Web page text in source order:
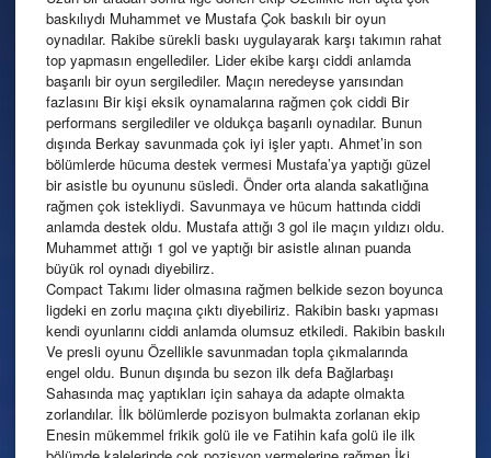
baskılıydı Muhammet ve Mustafa Çok baskılı bir oyun
oynadılar. Rakibe sürekli baskı uygulayarak karşı takımın rahat
top yapmasın engellediler. Lider ekibe karşı ciddi anlamda
başarılı bir oyun sergilediler. Maçın neredeyse yarısından
fazlasını Bir kişi eksik oynamalarına rağmen çok ciddi Bir
performans sergilediler ve oldukça başarılı oynadılar. Bunun
dışında Berkay savunmada çok iyi işler yaptı. Ahmet’in son
bölümlerde hücuma destek vermesi Mustafa’ya yaptığı güzel
bir asistle bu oyununu süsledi. Önder orta alanda sakatlığına
rağmen çok istekliydi. Savunmaya ve hücum hattında ciddi
anlamda destek oldu. Mustafa attığı 3 gol ile maçın yıldızı oldu.
Muhammet attığı 1 gol ve yaptığı bir asistle alınan puanda
büyük rol oynadı diyebilirz.
Compact Takımı lider olmasına rağmen belkide sezon boyunca
ligdeki en zorlu maçına çıktı diyebiliriz. Rakibin baskı yapması
kendi oyunlarını ciddi anlamda olumsuz etkiledi. Rakibin baskılı
Ve presli oyunu Özellikle savunmadan topla çıkmalarında
engel oldu. Bunun dışında bu sezon ilk defa Bağlarbaşı
Sahasında maç yaptıkları için sahaya da adapte olmakta
zorlandılar. İlk bölümlerde pozisyon bulmakta zorlanan ekip
Enesin mükemmel frikik golü ile ve Fatihin kafa golü ile ilk